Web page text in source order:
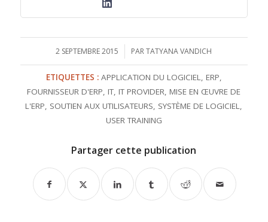
2 SEPTEMBRE 2015
/ PARTATYANA VANDICH
ETIQUETTES : APPLICATION DU LOGICIEL, ERP,
FOURNISSEUR D'ERP,IT,IT PROVIDER,MISE EN ŒUVRE DE
L'ERP, SOUTIEN AUX UTILISATEURS, SYSTÈME DE LOGICIEL,
USER TRAINING
Partager cette publication